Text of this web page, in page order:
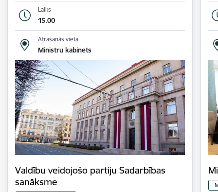
Laiks
15.00
Atrašanās vieta
Ministru kabinets
Valdību veidojošo partiju Sadarbības
sanāksme